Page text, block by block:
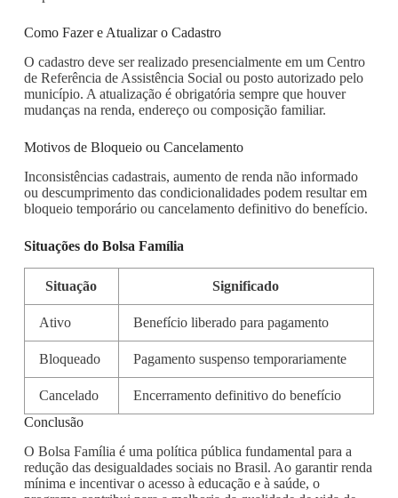
Como Fazer e Atualizar o Cadastro
O cadastro deve ser realizado presencialmente em um Centro
de Referência de Assistência Social ou posto autorizado pelo
município. A atualização é obrigatória sempre que houver
mudanças na renda, endereço ou composição familiar.
Motivos de Bloqueio ou Cancelamento
Inconsistências cadastrais, aumento de renda não informado
ou descumprimento das condicionalidades podem resultar em
bloqueio temporário ou cancelamento definitivo do benefício.
Situações do Bolsa Família
Situação Significado
Ativo Benefício liberado para pagamento
Bloqueado Pagamento suspenso temporariamente
Cancelado
Encerramento definitivo do benefício
Conclusão
O Bolsa Família é uma política pública fundamental para a
redução das desigualdades sociais no Brasil. Ao garantir renda
mínima e incentivar o acesso à educação e à saúde, o